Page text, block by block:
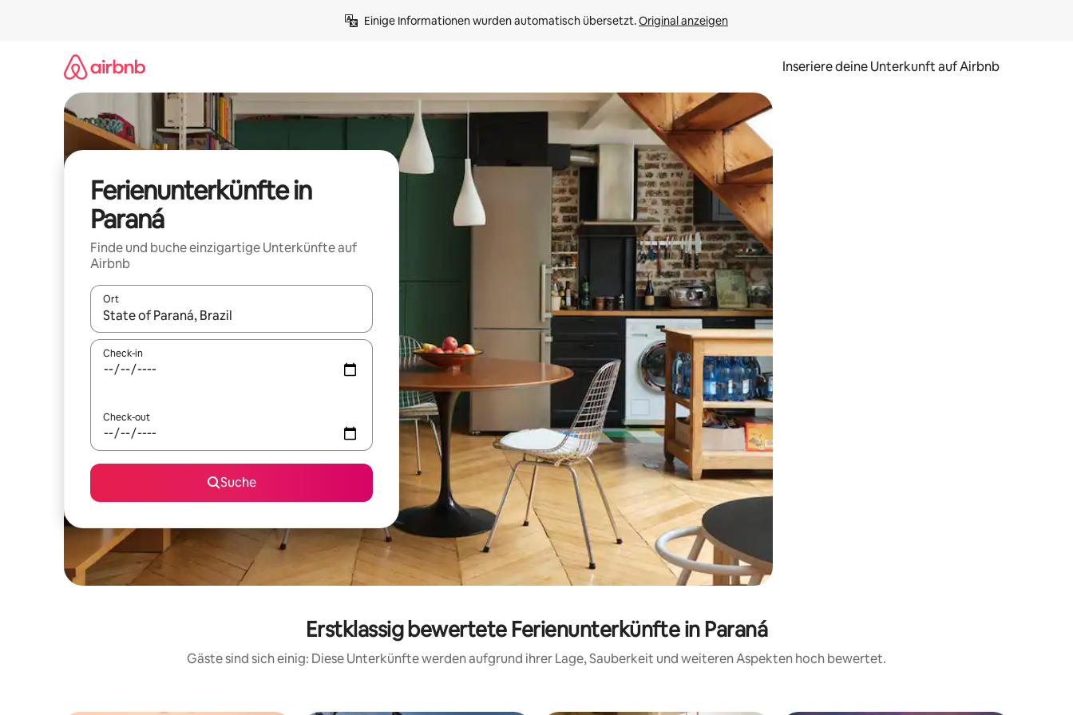
Einige Informationen wurden automatisch übersetzt. Original anzeigen
Inseriere deine Unterkunft auf Airbnb
Ferienunterkünfte in
Paraná
Finde und buche einzigartige Unterkünfte auf
Airbnb
Ort
Wenn Ergebnisse verfügbar sind, navigiere mit den Pfeiltasten nach oben und unten oder erkunde die Ergebnisse durch Berühren oder Wischgesten.
Check-in
Check-out
Suche
Erstklassig bewertete Ferienunterkünfte in Paraná
Gäste sind sich einig: Diese Unterkünfte werden aufgrund ihrer Lage, Sauberkeit und weiteren Aspekten hoch bewertet.